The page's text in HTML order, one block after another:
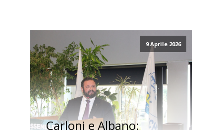
9 Aprile 2026
Carloni e Albano: